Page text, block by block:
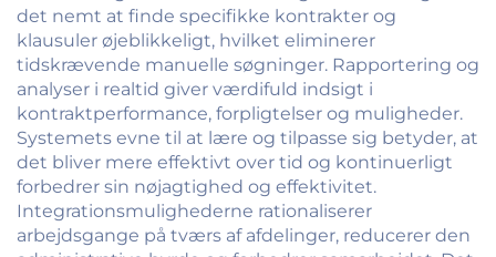
det nemt at finde specifikke kontrakter og
klausuler øjeblikkeligt, hvilket eliminerer
tidskrævende manuelle søgninger. Rapportering og
analyser i realtid giver værdifuld indsigt i
kontraktperformance, forpligtelser og muligheder.
Systemets evne til at lære og tilpasse sig betyder, at
det bliver mere effektivt over tid og kontinuerligt
forbedrer sin nøjagtighed og effektivitet.
Integrationsmulighederne rationaliserer
arbejdsgange på tværs af afdelinger, reducerer den